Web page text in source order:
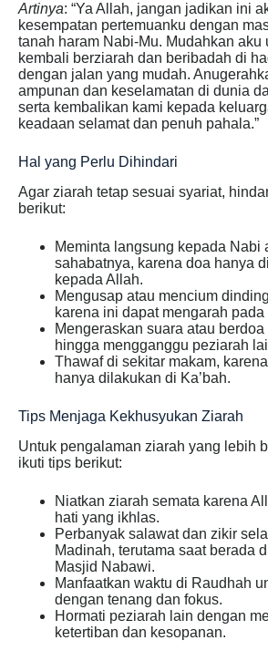
Artinya: “Ya Allah, jangan jadikan ini
kesempatan pertemuanku dengan
tanah haram Nabi-Mu. Mudahkan aku
kembali berziarah dan beribadah di
dengan jalan yang mudah.
ampunan dan keselamatan di dunia
serta kembalikan kami kepada
keadaan selamat dan penuh pahala.”
Hal yang Perlu Dihindari
Agar ziarah tetap sesuai syariat,
berikut:
Meminta langsung kepada Nabi
sahabatnya, karena doa hanya
kepada Allah.
Mengusap atau mencium
karena ini dapat mengarah pada
Mengeraskan suara atau
hingga mengganggu peziarah
Thawaf di sekitar makam,
hanya dilakukan di Ka’bah.
Tips Menjaga Kekhusyukan Ziarah
Untuk pengalaman ziarah yang lebih
ikuti tips berikut:
Niatkan ziarah semata karena
hati yang ikhlas.
Perbanyak salawat dan zikir
Madinah, terutama saat berada
Masjid Nabawi.
Manfaatkan waktu di Raudhah
dengan tenang dan fokus.
Hormati peziarah lain dengan
ketertiban dan kesopanan.